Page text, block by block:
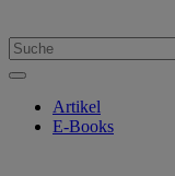
Artikel
E-Books